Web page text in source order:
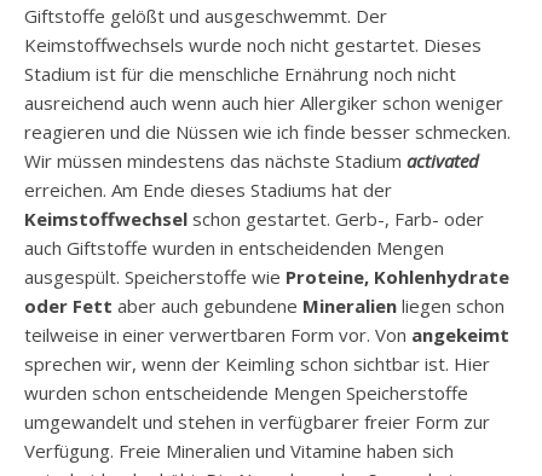
Giftstoffe gelößt und ausgeschwemmt. Der
Keimstoffwechsels wurde noch nicht gestartet. Dieses
Stadium ist für die menschliche Ernährung noch nicht
ausreichend auch wenn auch hier Allergiker schon weniger
reagieren und die Nüssen wie ich finde besser schmecken.
Wir müssen mindestens das nächste Stadium activated
erreichen. Am Ende dieses Stadiums hat der
Keimstoffwechsel schon gestartet. Gerb-, Farb- oder
auch Giftstoffe wurden in entscheidenden Mengen
ausgespült. Speicherstoffe wie Proteine, Kohlenhydrate
oder Fett aber auch gebundene Mineralien liegen schon
teilweise in einer verwertbaren Form vor. Von angekeimt
sprechen wir, wenn der Keimling schon sichtbar ist. Hier
wurden schon entscheidende Mengen Speicherstoffe
umgewandelt und stehen in verfügbarer freier Form zur
Verfügung. Freie Mineralien und Vitamine haben sich